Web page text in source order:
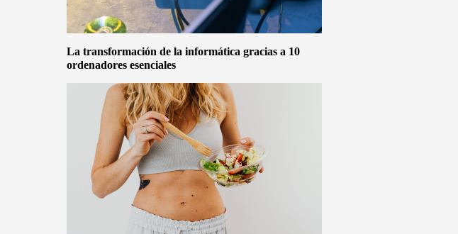
La transformación de la informática gracias a 10
ordenadores esenciales